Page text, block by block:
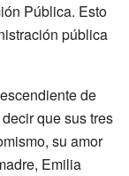
Pública. Esto
pública
de
que sus tres
su amor
Emilia